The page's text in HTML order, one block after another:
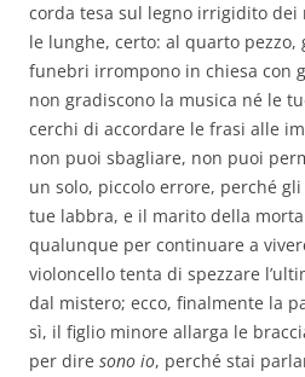
corda tesa sul legno irrigidito
le lunghe, certo: al quarto
funebri irrompono in chiesa con
non gradiscono la musica né le
cerchi di accordare le frasi alle
non puoi sbagliare, non puoi
un solo, piccolo errore, perché
tue labbra, e il marito della
qualunque per continuare a
violoncello tenta di spezzare
dal mistero; ecco, finalmente la
sì, il figlio minore allarga le
per dire sono io, perché stai